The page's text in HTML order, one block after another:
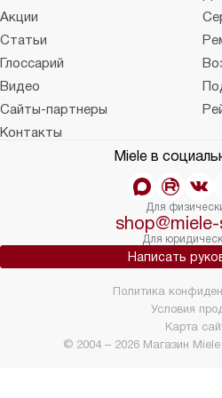
Акции
Статьи
Глоссарий
Видео
Сайты-партнеры
Контакты
Miele в
Для
Для
Написать
© 2004 – 2026 Магазин
Политика
Условия
Карта